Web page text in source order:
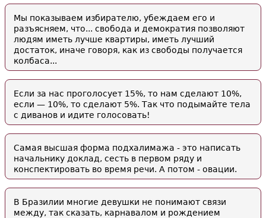
Мы показываем избирателю, убеждаем его и
разъясняем, что... свобода и демократия позволяют
людям иметь лучше квартиры, иметь лучший
достаток, иначе говоря, как из свободы получается
колбаса...
Если за нас проголосует 15%, то нам сделают 10%,
если — 10%, то сделают 5%. Так что подымайте тела
с диванов и идите голосовать!
Самая высшая форма подхалимажа - это написать
начальнику доклад, сесть в первом ряду и
конспектировать во время речи. А потом - овации.
В Бразилии многие девушки не понимают связи
между, так сказать, карнавалом и рождением